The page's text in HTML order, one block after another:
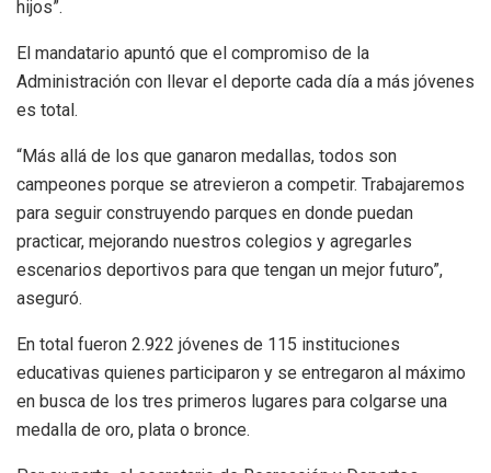
hijos”.
El mandatario apuntó que el compromiso de la
Administración con llevar el deporte cada día a más jóvenes
es total.
“Más allá de los que ganaron medallas, todos son
campeones porque se atrevieron a competir. Trabajaremos
para seguir construyendo parques en donde puedan
practicar, mejorando nuestros colegios y agregarles
escenarios deportivos para que tengan un mejor futuro”,
aseguró.
En total fueron 2.922 jóvenes de 115 instituciones
educativas quienes participaron y se entregaron al máximo
en busca de los tres primeros lugares para colgarse una
medalla de oro, plata o bronce.